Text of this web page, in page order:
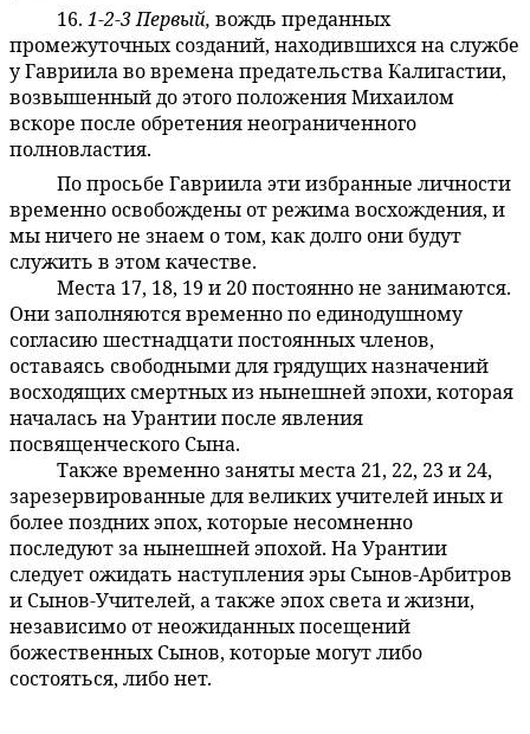
16. 1-2-3 Первый, вождь преданных
промежуточных созданий, находившихся на службе
у Гавриила во времена предательства Калигастии,
возвышенный до этого положения Михаилом
вскоре после обретения неограниченного
полновластия.
По просьбе Гавриила эти избранные личности
временно освобождены от режима восхождения, и
мы ничего не знаем о том, как долго они будут
служить в этом качестве.
Места 17, 18, 19 и 20 постоянно не занимаются.
Они заполняются временно по единодушному
согласию шестнадцати постоянных членов,
оставаясь свободными для грядущих назначений
восходящих смертных из нынешней эпохи, которая
началась на Урантии после явления
посвященческого Сына.
45:4.21Также временно заняты места 21, 22, 23 и 24,
зарезервированные для великих учителей иных и
более поздних эпох, которые несомненно
последуют за нынешней эпохой. На Урантии
следует ожидать наступления эры Сынов-Арбитров
и Сынов-Учителей, а также эпох света и жизни,
независимо от неожиданных посещений
божественных Сынов, которые могут либо
состояться, либо нет.